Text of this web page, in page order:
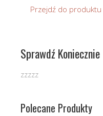
Przejdź do produktu
Sprawdź Koniecznie
zzzzz
Polecane Produkty